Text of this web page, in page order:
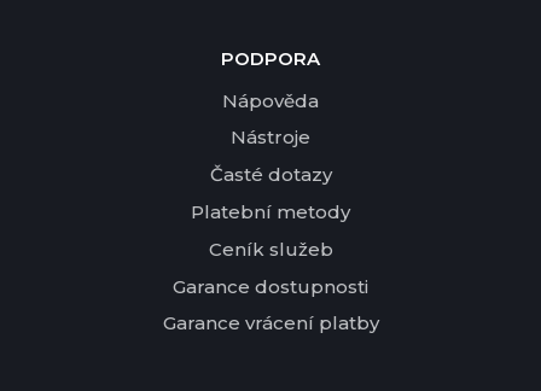
PODPORA
Nápověda
Nástroje
Časté dotazy
Platební metody
Ceník služeb
Garance dostupnosti
Garance vrácení platby